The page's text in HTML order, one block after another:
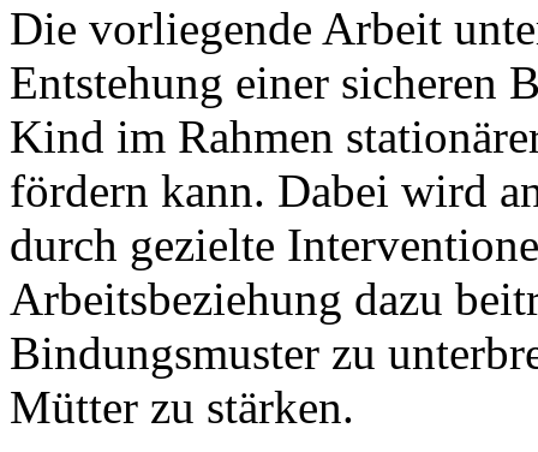
Die vorliegende Arbeit
Entstehung einer sicheren
Kind im Rahmen
fördern kann. Dabei wird
durch gezielte
Arbeitsbeziehung dazu
Bindungsmuster zu
Mütter zu stärken.